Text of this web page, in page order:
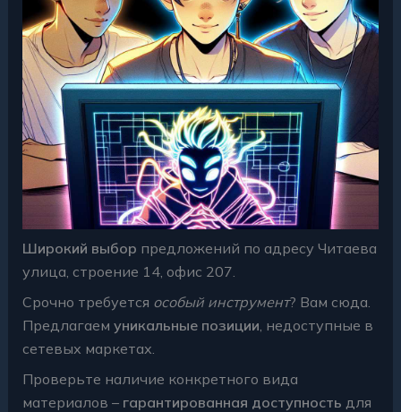
Широкий выбор предложений по адресу Читаева
улица, строение 14, офис 207.
Срочно требуется особый инструмент? Вам сюда.
Предлагаем уникальные позиции , недоступные в
сетевых маркетах.
Проверьте наличие конкретного вида
материалов – гарантированная доступность для